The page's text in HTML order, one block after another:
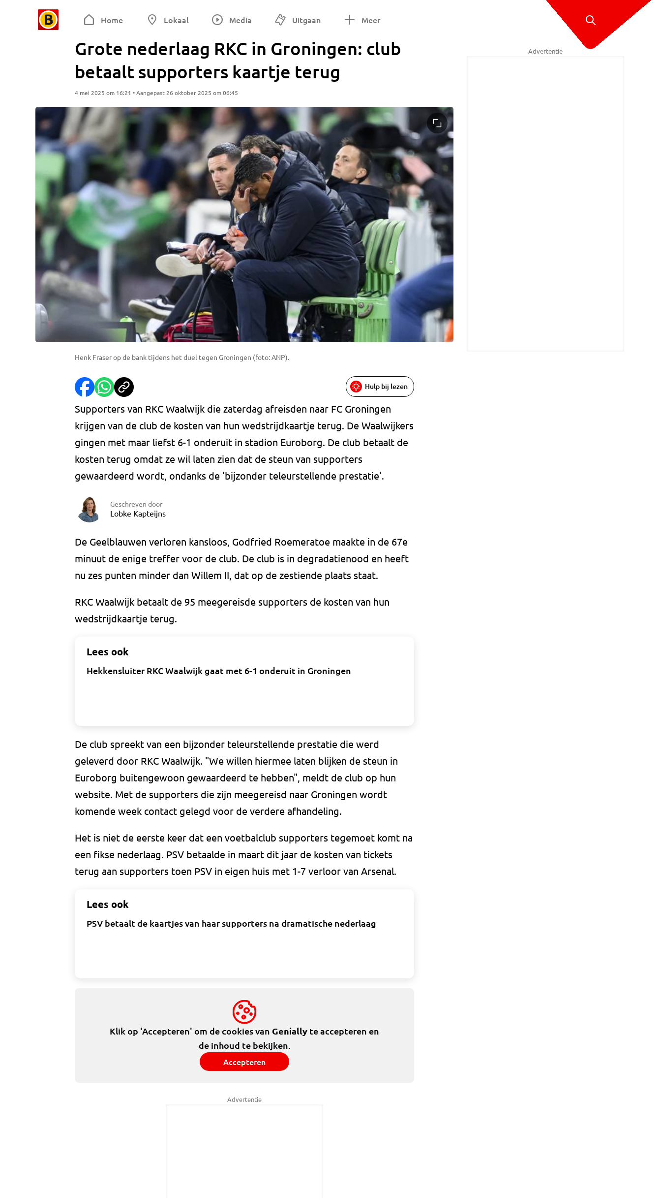
Home Lokaal Media Uitgaan Meer
Grote nederlaag RKC in Groningen: club
betaalt supporters kaartje terug
4 mei 2025 om 16:21 • Aangepast 26 oktober 2025 om 06:45
Henk Fraser op de bank tijdens het duel tegen Groningen (foto: ANP).
Hulp bij lezen
Supporters van RKC Waalwijk die zaterdag afreisden naar FC Groningen
krijgen van de club de kosten van hun wedstrijdkaartje terug. De Waalwijkers
gingen met maar liefst 6-1 onderuit in stadion Euroborg. De club betaalt de
kosten terug omdat ze wil laten zien dat de steun van supporters
gewaardeerd wordt, ondanks de 'bijzonder teleurstellende prestatie'.
Geschreven door
Lobke Kapteijns
De Geelblauwen verloren kansloos, Godfried Roemeratoe maakte in de 67e
minuut de enige treffer voor de club. De club is in degradatienood en heeft
nu zes punten minder dan Willem II, dat op de zestiende plaats staat.
RKC Waalwijk betaalt de 95 meegereisde supporters de kosten van hun
wedstrijdkaartje terug.
Lees ook
Hekkensluiter RKC Waalwijk gaat met 6-1 onderuit in Groningen
De club spreekt van een bijzonder teleurstellende prestatie die werd
geleverd door RKC Waalwijk. "We willen hiermee laten blijken de steun in
Euroborg buitengewoon gewaardeerd te hebben", meldt de club op hun
website. Met de supporters die zijn meegereisd naar Groningen wordt
komende week contact gelegd voor de verdere afhandeling.
Het is niet de eerste keer dat een voetbalclub supporters tegemoet komt na
een fikse nederlaag. PSV betaalde in maart dit jaar de kosten van tickets
terug aan supporters toen PSV in eigen huis met 1-7 verloor van Arsenal.
Lees ook
PSV betaalt de kaartjes van haar supporters na dramatische nederlaag
Klik op 'Accepteren' om de cookies van Genially te accepteren en
de inhoud te bekijken.
Accepteren
Advertentie
Advertentie